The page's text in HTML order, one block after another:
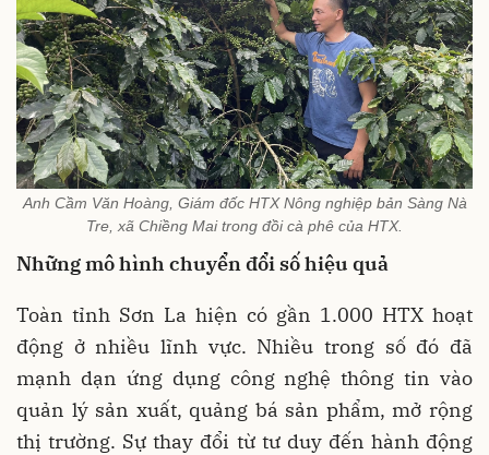
Anh Cầm Văn Hoàng, Giám đốc HTX Nông nghiệp bản Sàng Nà
Tre, xã Chiềng Mai trong đồi cà phê của HTX.
Những mô hình chuyển đổi số hiệu quả
Toàn tỉnh Sơn La hiện có gần 1.000 HTX hoạt
động ở nhiều lĩnh vực. Nhiều trong số đó đã
mạnh dạn ứng dụng công nghệ thông tin vào
quản lý sản xuất, quảng bá sản phẩm, mở rộng
thị trường. Sự thay đổi từ tư duy đến hành động